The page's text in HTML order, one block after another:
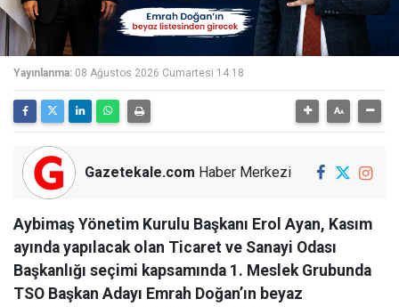
Yayınlanma: 08 Ağustos 2026 Cumartesi 14:18
Gazetekale.com Haber Merkezi
Aybimaş Yönetim Kurulu Başkanı Erol Ayan, Kasım
ayında yapılacak olan Ticaret ve Sanayi Odası
Başkanlığı seçimi kapsamında 1. Meslek Grubunda
TSO Başkan Adayı Emrah Doğan’ın beyaz